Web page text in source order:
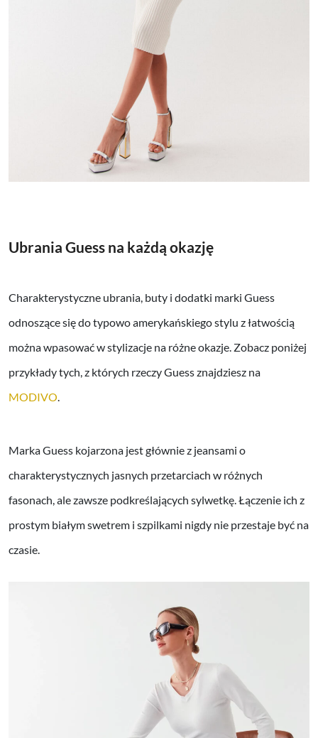
Ubrania Guess na każdą okazję
Charakterystyczne ubrania, buty i dodatki marki Guess
odnoszące się do typowo amerykańskiego stylu z łatwością
można wpasować w stylizacje na różne okazje. Zobacz poniżej
przykłady tych, z których rzeczy Guess znajdziesz na
MODIVO
Marka Guess kojarzona jest głównie z jeansami o
charakterystycznych jasnych przetarciach w różnych
fasonach, ale zawsze podkreślających sylwetkę. Łączenie ich z
prostym białym swetrem i szpilkami nigdy nie przestaje być na
czasie.